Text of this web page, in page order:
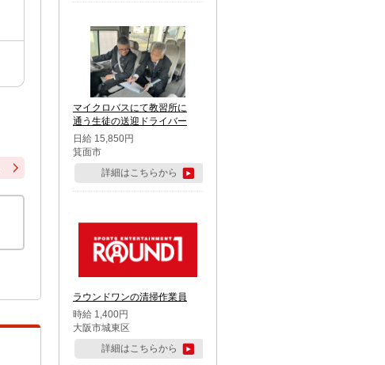
マイクロバスにて教習所に
通う生徒の送迎ドライバー
日給 15,850円
箕面市
詳細はこちらから
ラウンドワンの清掃作業員
時給 1,400円
大阪市城東区
詳細はこちらから